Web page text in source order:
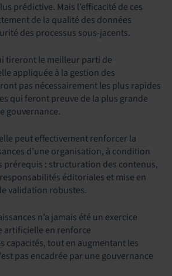
prédictive. Mais l’efficacité de ces
de la qualité des données
des processus sous-jacents.
tireront le meilleur parti de
appliquée à la gestion des
pas nécessairement les plus rapides
qui feront preuve de la plus grande
gouvernance.
peut effectivement renforcer la
d’une organisation, à condition
prérequis : structuration des contenus,
éditoriales et mise en
validation robustes.
n’a jamais été un exercice
artificielle en renforce
capacités, tout en augmentant les
pas encadrée par une gouvernance